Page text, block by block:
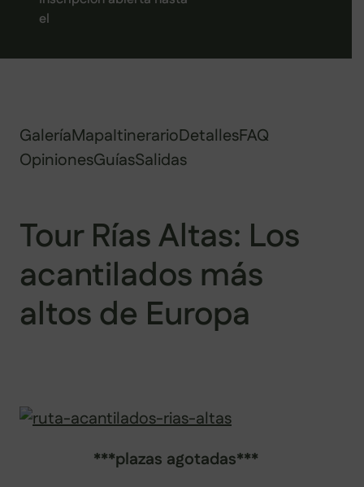
el
GaleríaMapaItinerarioDetallesFAQ
OpinionesGuíasSalidas
Tour Rías Altas: Los
acantilados más
altos de Europa
***plazas agotadas***